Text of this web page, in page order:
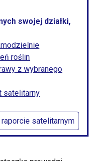
swojej działki,
roślin
z wybranego
satelitarny
raporcie satelitarnym